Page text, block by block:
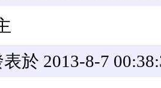
於 2013-8-7